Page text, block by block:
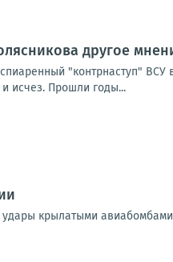
другое
"контрнаступ" ВСУ
исчез. Прошли годы...
крылатыми